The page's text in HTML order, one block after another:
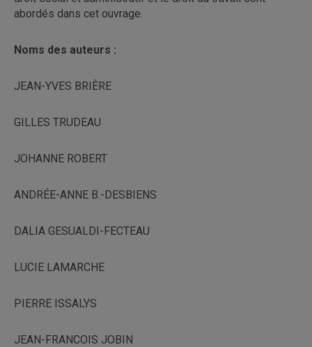
abordés dans cet ouvrage.
Noms des auteurs :
JEAN-YVES BRIÈRE
GILLES TRUDEAU
JOHANNE ROBERT
ANDRÉE-ANNE B.-DESBIENS
DALIA GESUALDI-FECTEAU
LUCIE LAMARCHE
PIERRE ISSALYS
JEAN-FRANCOIS JOBIN